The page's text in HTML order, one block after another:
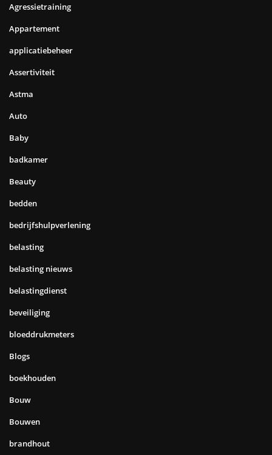
Agressietraining
Appartement
applicatiebeheer
Assertiviteit
Astma
Auto
Baby
badkamer
Beauty
bedden
bedrijfshulpverlening
belasting
belasting nieuws
belastingdienst
beveiliging
bloeddrukmeters
Blogs
boekhouden
Bouw
Bouwen
brandhout